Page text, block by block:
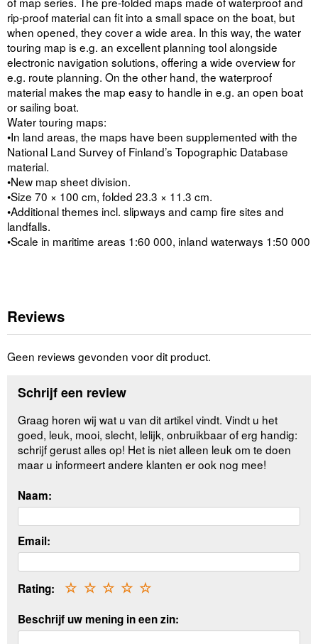
rip-proof material can fit into a small space on the boat, but
when opened, they cover a wide area. In this way, the water
touring map is e.g. an excellent planning tool alongside
electronic navigation solutions, offering a wide overview for
e.g. route planning. On the other hand, the waterproof
material makes the map easy to handle in e.g. an open boat
or sailing boat.
Water touring maps:
•In land areas, the maps have been supplemented with the
National Land Survey of Finland’s Topographic Database
material.
•New map sheet division.
•Size 70 × 100 cm, folded 23.3 × 11.3 cm.
•Additional themes incl. slipways and camp fire sites and
landfalls.
•Scale in maritime areas 1:60 000, inland waterways 1:50 000
Reviews
Geen reviews gevonden voor dit product.
Schrijf een review
Graag horen wij wat u van dit artikel vindt. Vindt u het
goed, leuk, mooi, slecht, lelijk, onbruikbaar of erg handig:
schrijf gerust alles op! Het is niet alleen leuk om te doen
maar u informeert andere klanten er ook nog mee!
Naam:
Email:
Rating: ☆
☆
☆
☆
☆
Beschrijf uw mening in een zin: